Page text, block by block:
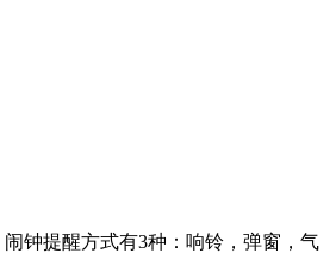
钟提醒方式有3种：响铃，弹窗，气